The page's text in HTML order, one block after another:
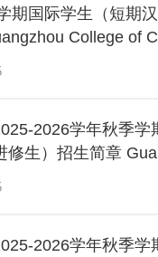
期国际学生（短期汉
College of
(Short-term
2026学年秋季学
修生）招生简章
International
Year 2025-
2026学年秋季学